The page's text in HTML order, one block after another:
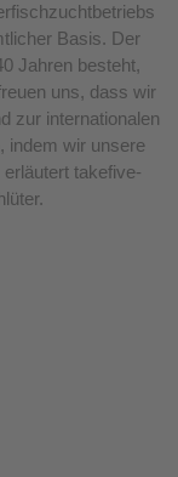
Basis. Der
Jahren besteht,
uns, dass wir
zur internationalen
indem wir unsere
takefive-